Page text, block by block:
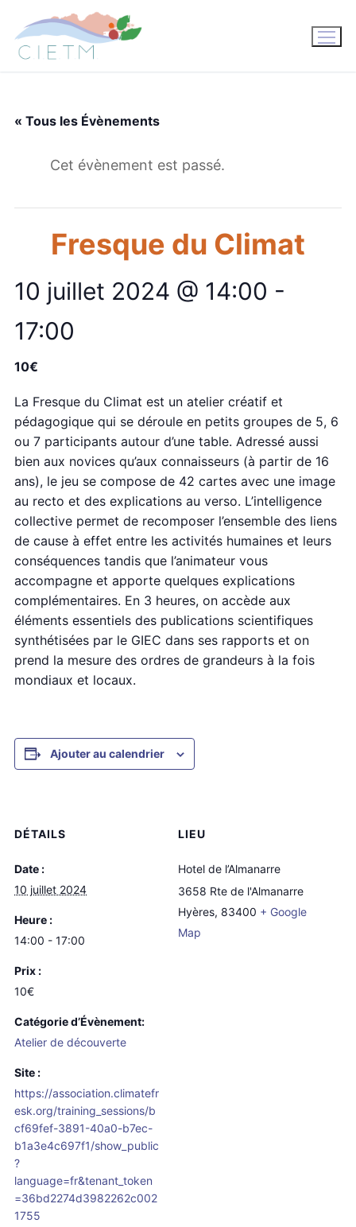
contenu
« Tous les Évènements
Cet évènement est passé.
Fresque du Climat
10 juillet 2024 @ 14:00 -
17:00
10€
La Fresque du Climat est un atelier créatif et
pédagogique qui se déroule en petits groupes de 5, 6
ou 7 participants autour d’une table. Adressé aussi
bien aux novices qu’aux connaisseurs (à partir de 16
ans), le jeu se compose de 42 cartes avec une image
au recto et des explications au verso. L’intelligence
collective permet de recomposer l’ensemble des liens
de cause à effet entre les activités humaines et leurs
conséquences tandis que l’animateur vous
accompagne et apporte quelques explications
complémentaires. En 3 heures, on accède aux
éléments essentiels des publications scientifiques
synthétisées par le GIEC dans ses rapports et on
prend la mesure des ordres de grandeurs à la fois
mondiaux et locaux.
Ajouter au calendrier
DÉTAILS
Date :
10 juillet 2024
Heure :
14:00 - 17:00
Prix :
10€
Catégorie d’Évènement:
Atelier de découverte
Site :
https://association.climatefr
esk.org/training_sessions/b
cf69fef-3891-40a0-b7ec-
b1a3e4c697f1/show_public
?
language=fr&tenant_token
=36bd2274d3982262c002
1755
LIEU
Hotel de l’Almanarre
3658 Rte de l'Almanarre
Hyères, 83400 + Google
Map